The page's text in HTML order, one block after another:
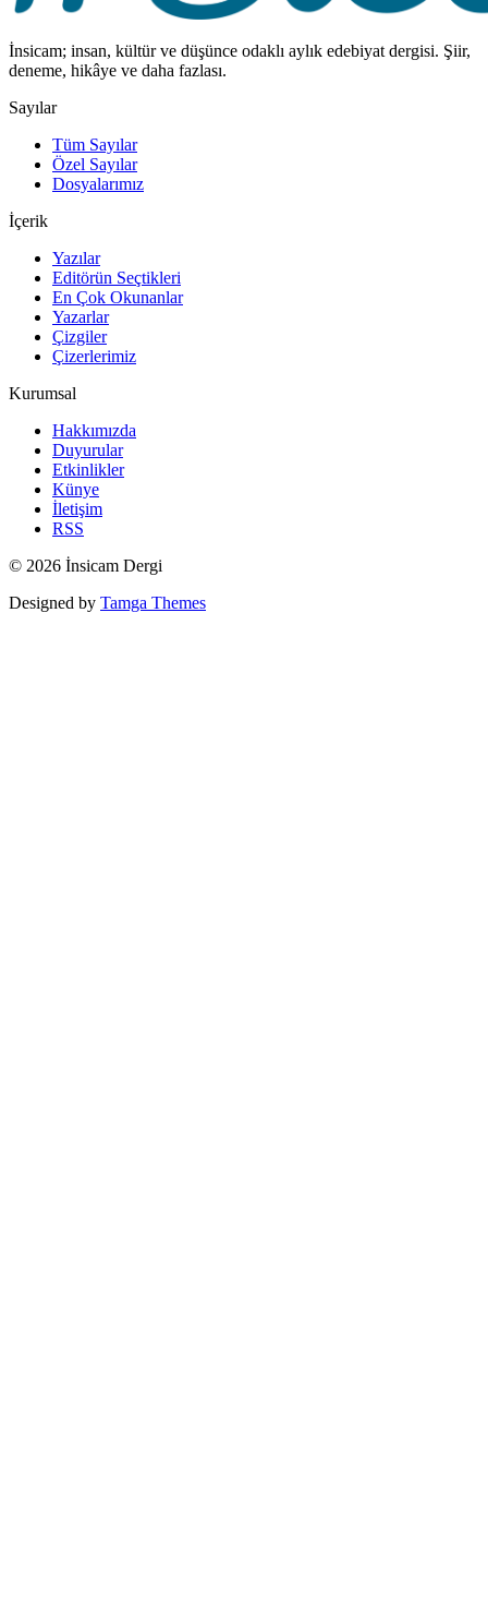
İnsicam; insan, kültür ve düşünce odaklı aylık edebiyat dergisi. Şiir,
deneme, hikâye ve daha fazlası.
Sayılar
Tüm Sayılar
Özel Sayılar
Dosyalarımız
İçerik
Yazılar
Editörün Seçtikleri
En Çok Okunanlar
Yazarlar
Çizgiler
Çizerlerimiz
Kurumsal
Hakkımızda
Duyurular
Etkinlikler
Künye
İletişim
RSS
© 2026 İnsicam Dergi
Designed by Tamga Themes